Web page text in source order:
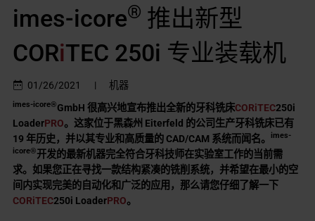
imes-icore® 推出新型
CORiTEC 250i 专业装载机
01/26/2021 | 机器
imes-icore®GmbH 很高兴地宣布推出全新的牙科铣床CORiTEC250i
LoaderPRO。这家位于黑森州 Eiterfeld 的公司生产牙科铣床已有
19 年历史，并以其专业和高质量的 CAD/CAM 系统而闻名。
imes-
icore®开发的最新机器完全符合牙科技师在实验室工作的当前需
求。如果您正在寻找一款结构紧凑的铣削系统，并希望在最小的空
间内实现完美的自动化和广泛的应用，那么请您仔细了解一下
CORiTEC250i LoaderPRO。